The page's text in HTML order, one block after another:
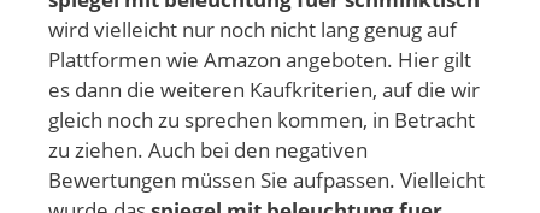
wird vielleicht nur noch nicht lang genug auf
Plattformen wie Amazon angeboten. Hier gilt
es dann die weiteren Kaufkriterien, auf die wir
gleich noch zu sprechen kommen, in Betracht
zu ziehen. Auch bei den negativen
Bewertungen müssen Sie aufpassen. Vielleicht